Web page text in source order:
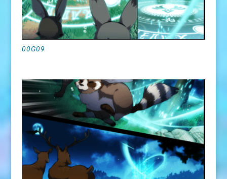
00G09